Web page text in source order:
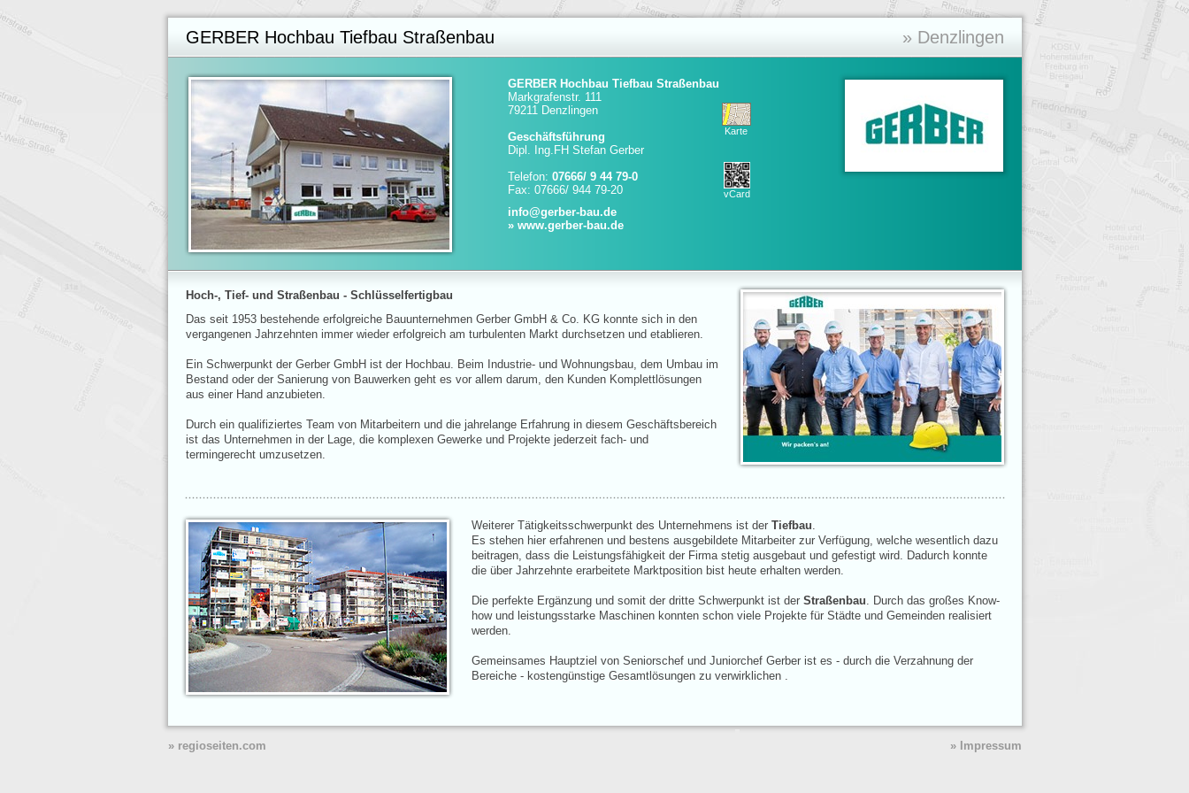
GERBER Hochbau Tiefbau Straßenbau » Denzlingen
GERBER Hochbau Tiefbau Straßenbau
Markgrafenstr. 111
79211 Denzlingen
Karte
Geschäftsführung
Dipl. Ing.FH Stefan Gerber
Telefon: 07666/ 9 44 79-0
Fax: 07666/ 944 79-20
info@gerber-bau.de
» www.gerber-bau.de
vCard
Hoch-, Tief- und Straßenbau - Schlüsselfertigbau
Das seit 1953 bestehende erfolgreiche Bauunternehmen Gerber GmbH & Co. KG konnte sich in den
vergangenen Jahrzehnten immer wieder erfolgreich am turbulenten Markt durchsetzen und etablieren.
Ein Schwerpunkt der Gerber GmbH ist der Hochbau. Beim Industrie- und Wohnungsbau, dem Umbau im
Bestand oder der Sanierung von Bauwerken geht es vor allem darum, den Kunden Komplettlösungen
aus einer Hand anzubieten.
Durch ein qualifiziertes Team von Mitarbeitern und die jahrelange Erfahrung in diesem Geschäftsbereich
ist das Unternehmen in der Lage, die komplexen Gewerke und Projekte jederzeit fach- und
termingerecht umzusetzen.
Weiterer Tätigkeitsschwerpunkt des Unternehmens ist der Tiefbau.
Es stehen hier erfahrenen und bestens ausgebildete Mitarbeiter zur Verfügung, welche wesentlich dazu
beitragen, dass die Leistungsfähigkeit der Firma stetig ausgebaut und gefestigt wird. Dadurch konnte
die über Jahrzehnte erarbeitete Marktposition bist heute erhalten werden.
Die perfekte Ergänzung und somit der dritte Schwerpunkt ist der Straßenbau. Durch das großes Know-
how und leistungsstarke Maschinen konnten schon viele Projekte für Städte und Gemeinden realisiert
werden.
Gemeinsames Hauptziel von Seniorschef und Juniorchef Gerber ist es - durch die Verzahnung der
Bereiche - kostengünstige Gesamtlösungen zu verwirklichen .
» regioseiten.com » Impressum